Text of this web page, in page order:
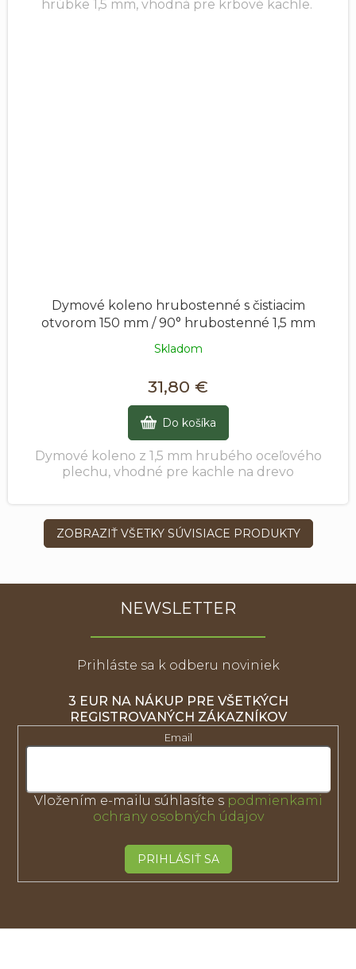
hrúbke 1,5 mm, vhodná pre krbové kachle.
Dymové koleno hrubostenné s čistiacim
otvorom 150 mm / 90° hrubostenné 1,5 mm
Skladom
31,80 €
Do košíka
Dymové koleno z 1,5 mm hrubého oceľového
plechu, vhodné pre kachle na drevo
ZOBRAZIŤ VŠETKY SÚVISIACE PRODUKTY
NEWSLETTER
Prihláste sa k odberu noviniek
3 EUR NA NÁKUP PRE VŠETKÝCH
REGISTROVANÝCH ZÁKAZNÍKOV
Email
Vložením e-mailu súhlasíte s podmienkami
ochrany osobných údajov
PRIHLÁSIŤ SA